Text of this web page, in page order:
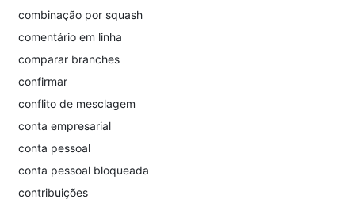
combinação por squash
comentário em linha
comparar branches
confirmar
conflito de mesclagem
conta empresarial
conta pessoal
conta pessoal bloqueada
contribuições